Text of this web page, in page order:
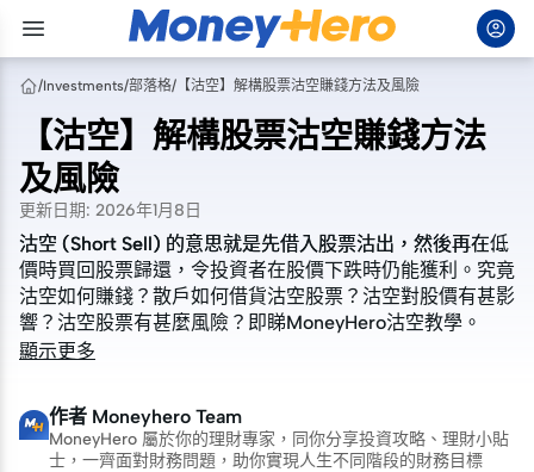
/Investments/部落格/ 【沽空】解構股票沽空賺錢方法及風險
【沽空】解構股票沽空賺錢方法
及風險
更新日期: 2026年1月8日
沽空 (Short Sell) 的意思就是先借入股票沽出，然後再在低
價時買回股票歸還，令投資者在股價下跌時仍能獲利。究竟
沽空如何賺錢？散戶如何借貨沽空股票？沽空對股價有甚影
響？沽空股票有甚麼風險？即睇MoneyHero沽空教學。
沽空 (Short Sell) 的意思就是先借入股票沽出，然後再在低
價時買回股票歸還，令投資者在股價下跌時仍能獲利。究竟
沽空如何賺錢？散戶如何借貨沽空股票？沽空對股價有甚影
響？沽空股票有甚麼風險？即睇MoneyHero沽空教學。
顯示更多
作者 Moneyhero Team
MoneyHero 屬於你的理財專家，同你分享投資攻略、理財小貼
士，一齊面對財務問題，助你實現人生不同階段的財務目標